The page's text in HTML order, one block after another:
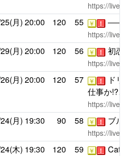
https://
月) 20:00 120 55 ￥ ！ ――
https://
月) 20:00 120 56 ￥ ！ 初
https://
月) 20:00 120 57 ￥ ！
ド
仕事か
https://
月) 19:30 90 58 ￥ ！ ブ
https://
木) 19:30 120 59 ￥ ！